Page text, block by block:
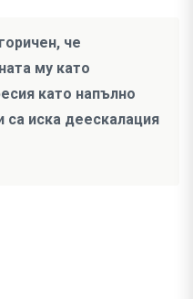
че
му като
като напълно
са иска деескалация